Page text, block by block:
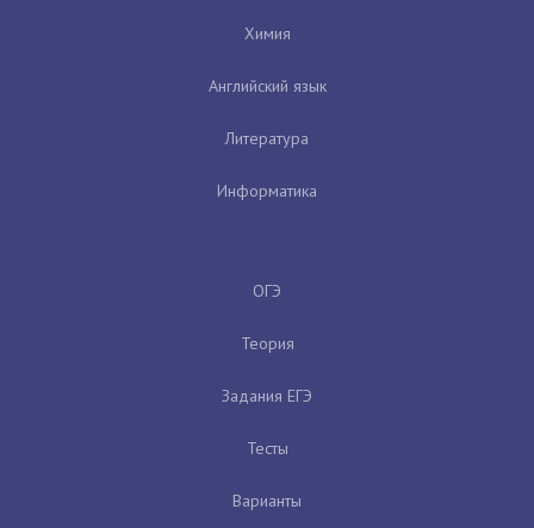
Химия
Английский язык
Литература
Информатика
ОГЭ
Теория
Задания ЕГЭ
Тесты
Варианты